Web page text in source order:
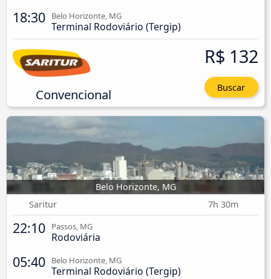
18:30 Belo Horizonte, MG
Terminal Rodoviário (Tergip)
Convencional
R$ 132
Buscar
Belo Horizonte, MG
Saritur
7h 30m
22:10 Passos, MG
Rodoviária
05:40 Belo Horizonte, MG
Terminal Rodoviário (Tergip)